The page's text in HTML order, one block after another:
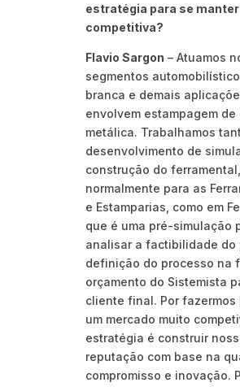
estratégia para se manter
competitiva?
Flavio Sargon – Atuamos
segmentos
branca e demais
envolvem estampagem de
metálica. Trabalhamos
desenvolvimento de
construção do ferramental,
normalmente para as
e Estamparias, como em
que é uma pré-simulação
analisar a factibilidade do
definição do processo na
orçamento do Sistemista
cliente final. Por fazermos
um mercado muito
estratégia é construir
reputação com base na
compromisso e inovação.